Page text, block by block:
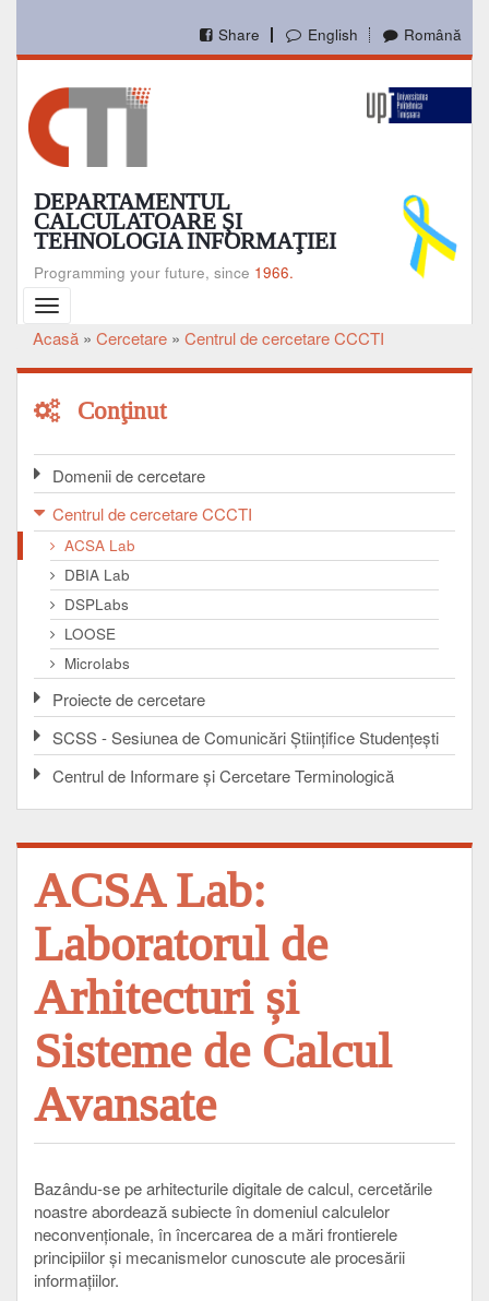
conţinutul
English Română
Share
DEPARTAMENTUL
CALCULATOARE ŞI
TEHNOLOGIA INFORMAŢIEI
Programming your future, since 1966.
Toggle
navigation
Breadcrumb
Acasă Cercetare Centrul de cercetare CCCTI
Conţinut
Domenii de cercetare
Centrul de cercetare CCCTI
ACSA Lab
DBIA Lab
DSPLabs
LOOSE
Microlabs
Proiecte de cercetare
SCSS - Sesiunea de Comunicări Ştiinţifice Studenţeşti
Centrul de Informare şi Cercetare Terminologică
ACSA Lab:
Laboratorul de
Arhitecturi și
Sisteme de Calcul
Avansate
Bazându-se pe arhitecturile digitale de calcul, cercetările
noastre abordează subiecte în domeniul calculelor
neconvenționale, în încercarea de a mări frontierele
principiilor și mecanismelor cunoscute ale procesării
informațiilor.